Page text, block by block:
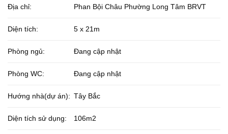
Địa chỉ: Phan Bội Châu Phường Long Tâm BRVT
Diện tích: 5 x 21m
Phòng ngủ: Đang cập nhật
Phòng WC: Đang cập nhật
Hướng nhà(dự án): Tây Bắc
Diện tích sử dụng: 106m2